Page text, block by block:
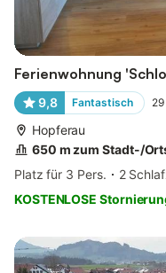
Ferienwohnung
9,8 Fantastisch 29
Hopferau
650 m zum Stadt-/
Platz für 3 Pers.
2
KOSTENLOSE